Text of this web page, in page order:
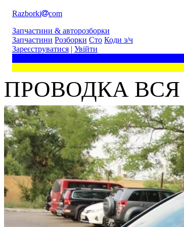
Razborki
com
Запчастини & авторозборки
Запчастини Розборки Сто Коди з/ч
Зареєструватися | Увійти
ПРОВОДКА ВСЯ